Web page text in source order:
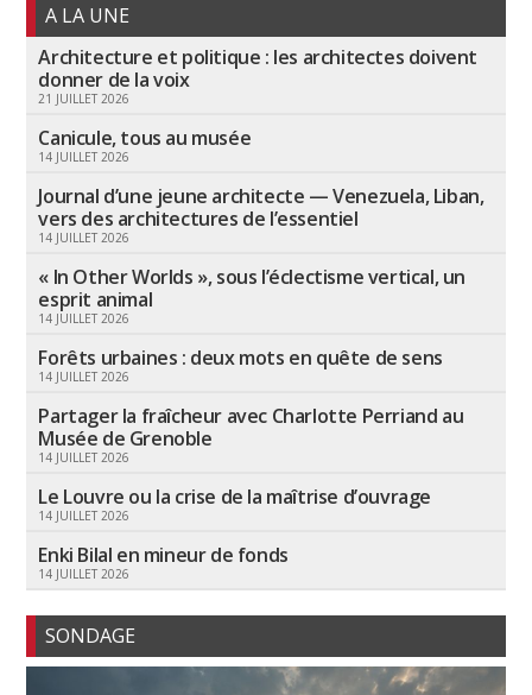
A LA UNE
Architecture et politique : les architectes doivent
donner de la voix
21 JUILLET 2026
Canicule, tous au musée
14 JUILLET 2026
Journal d’une jeune architecte — Venezuela, Liban,
vers des architectures de l’essentiel
14 JUILLET 2026
« In Other Worlds », sous l’éclectisme vertical, un
esprit animal
14 JUILLET 2026
Forêts urbaines : deux mots en quête de sens
14 JUILLET 2026
Partager la fraîcheur avec Charlotte Perriand au
Musée de Grenoble
14 JUILLET 2026
Le Louvre ou la crise de la maîtrise d’ouvrage
14 JUILLET 2026
Enki Bilal en mineur de fonds
14 JUILLET 2026
SONDAGE